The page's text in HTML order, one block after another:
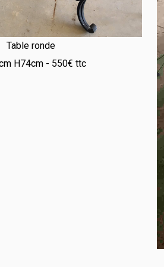
Table ronde
H74cm - 550€ ttc